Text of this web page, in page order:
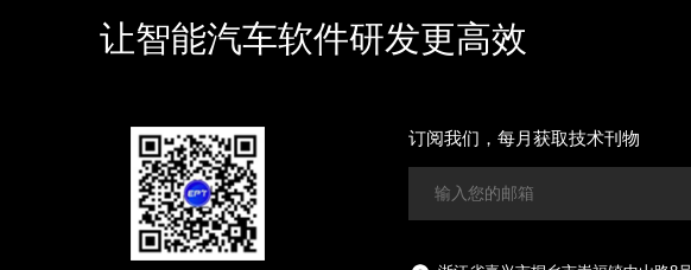
让智能汽车软件研发更高效
订阅我们，每月获取技术刊物